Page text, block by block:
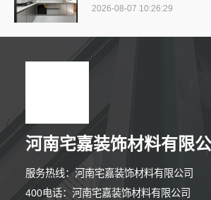
2026-08-07 10:26:29
河南宅嘉装饰材料有限
服务热线：河南宅嘉装饰材料有限公司
400电话：河南宅嘉装饰材料有限公司